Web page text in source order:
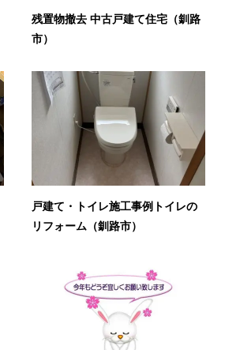
残置物撤去 中古戸建て住宅（釧路
市）
戸建て・トイレ施工事例トイレの
リフォーム（釧路市）